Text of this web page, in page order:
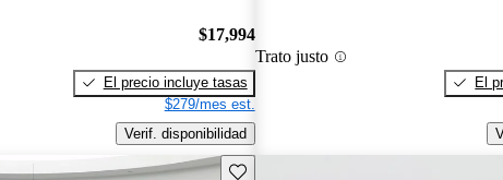
$17,994
El precio incluye tasas
$279/mes est.
Verif. disponibilidad
Trato justo
El
Guarda este Aviso